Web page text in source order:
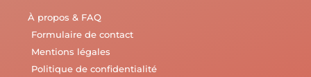
À propos & FAQ
Formulaire de contact
Mentions légales
Politique de confidentialité